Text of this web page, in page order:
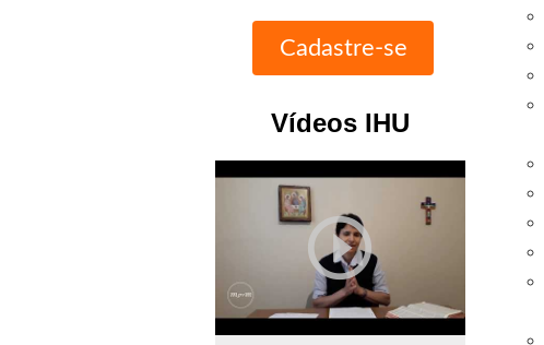
Vídeos IHU
play_circle_outline